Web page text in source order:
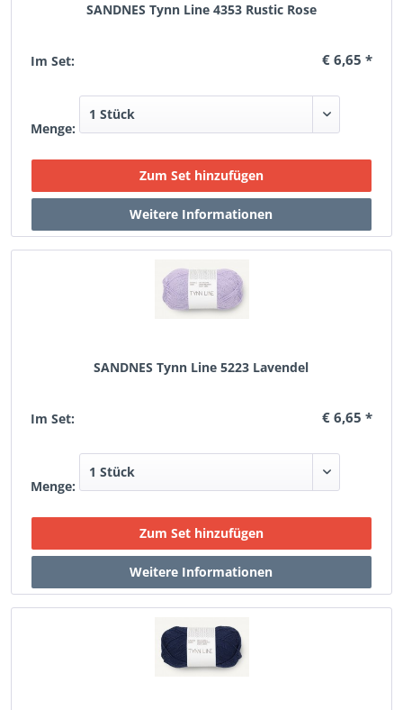
SANDNES Tynn Line 4353 Rustic Rose
Im Set: € 6,65 *
Menge:
SANDNES Tynn Line 5223 Lavendel
Im Set: € 6,65 *
Menge: